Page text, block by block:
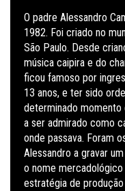
O padre Alessandro
1982. Foi criado no
São Paulo. Desde
música caipira e do
ficou famoso por
13 anos, e ter sido
determinado
a ser admirado como
onde passava. Foram
Alessandro a gravar
o nome mercadológico
estratégia de